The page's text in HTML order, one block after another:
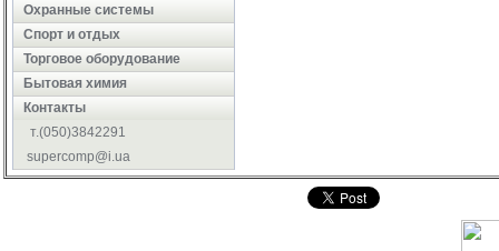
Охранные системы
Cпорт и отдых
Торговое оборудование
Бытовая химия
Контакты
т.(050)3842291
supercomp@i.ua